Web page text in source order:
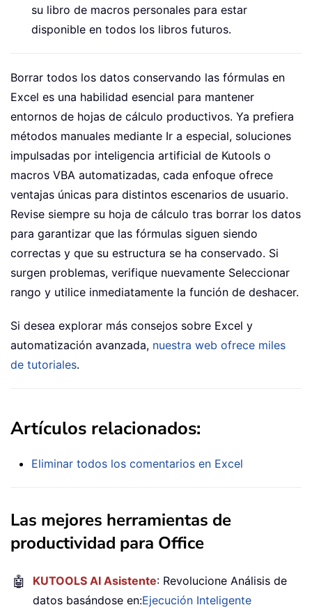
su libro de macros personales para estar
disponible en todos los libros futuros.
Borrar todos los datos conservando las fórmulas en
Excel es una habilidad esencial para mantener
entornos de hojas de cálculo productivos. Ya prefiera
métodos manuales mediante Ir a especial, soluciones
impulsadas por inteligencia artificial de Kutools o
macros VBA automatizadas, cada enfoque ofrece
ventajas únicas para distintos escenarios de usuario.
Revise siempre su hoja de cálculo tras borrar los datos
para garantizar que las fórmulas siguen siendo
correctas y que su estructura se ha conservado. Si
surgen problemas, verifique nuevamente Seleccionar
rango y utilice inmediatamente la función de deshacer.
Si desea explorar más consejos sobre Excel y
automatización avanzada, nuestra web ofrece miles
de tutoriales.
Artículos relacionados:
Eliminar todos los comentarios en Excel
Las mejores herramientas de
productividad para Office
🤖 KUTOOLS AI Asistente: Revolucione Análisis de
datos basándose en:Ejecución Inteligente